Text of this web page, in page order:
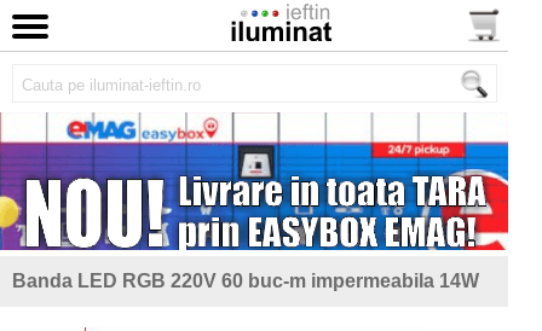
Banda LED RGB 220V 60 buc-m impermeabila 14W